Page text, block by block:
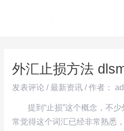
外汇止损方法
发表评论 /最新资讯/ 作者：
提到“止损”这个概念，不
常觉得这个词汇已经非常熟悉